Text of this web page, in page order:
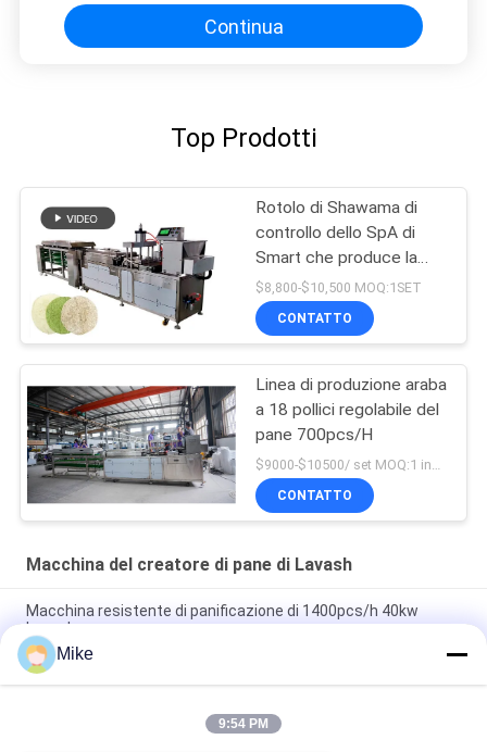
Continua
Top Prodotti
Rotolo di Shawama di
controllo dello SpA di
Smart che produce la
tortiglia della macchina
che fa macchina
$8,800-$10,500 MOQ:1SET
CONTATTO
Linea di produzione araba
a 18 pollici regolabile del
pane 700pcs/H
CONTATTO
Macchina del creatore di pane di Lavash
Macchina resistente di panificazione di 1400pcs/h 40kw
Lavash
Tortiglia industriale che fa la linea di produzione della focaccia
di Roti della macchina
3600 pc/focaccia automatica di ora che fa attrezzatura con il
Mike
9:54 PM